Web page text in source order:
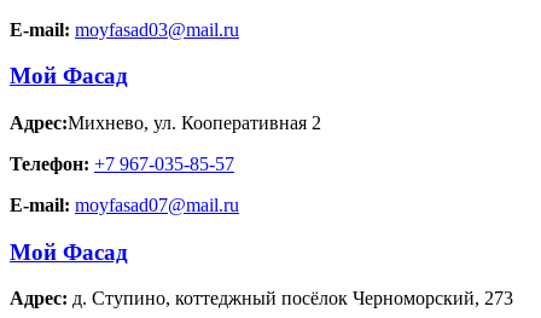
E-mail: moyfasad03@mail.ru
Мой Фасад
Адрес:Михнево, ул. Кооперативная 2
Телефон: +7 967-035-85-57
E-mail: moyfasad07@mail.ru
Мой Фасад
Адрес: д. Ступино, коттеджный посёлок Черноморский, 273